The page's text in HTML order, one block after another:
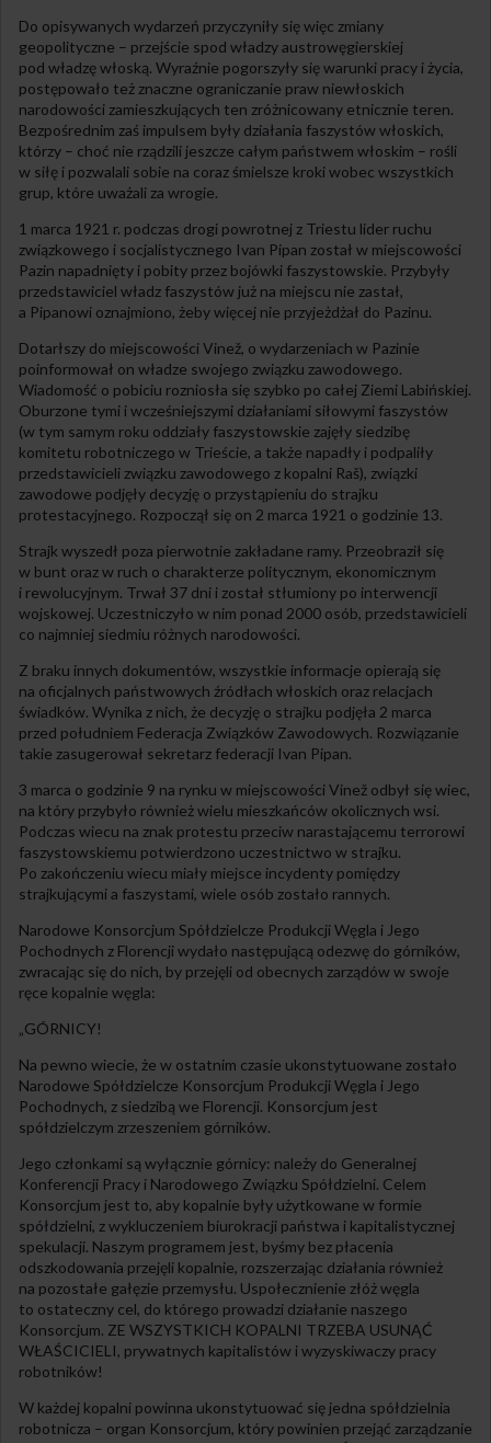
Do opisywanych wydarzeń przyczyniły się więc zmiany
geopolityczne – przejście spod władzy austrowęgierskiej
pod władzę włoską. Wyraźnie pogorszyły się warunki pracy i życia,
postępowało też znaczne ograniczanie praw niewłoskich
narodowości zamieszkujących ten zróżnicowany etnicznie teren.
Bezpośrednim zaś impulsem były działania faszystów włoskich,
którzy – choć nie rządzili jeszcze całym państwem włoskim – rośli
w siłę i pozwalali sobie na coraz śmielsze kroki wobec wszystkich
grup, które uważali za wrogie.
1 marca 1921 r. podczas drogi powrotnej z Triestu lider ruchu
związkowego i socjalistycznego Ivan Pipan został w miejscowości
Pazin napadnięty i pobity przez bojówki faszystowskie. Przybyły
przedstawiciel władz faszystów już na miejscu nie zastał,
a Pipanowi oznajmiono, żeby więcej nie przyjeżdżał do Pazinu.
Dotarłszy do miejscowości Vinež, o wydarzeniach w Pazinie
poinformował on władze swojego związku zawodowego.
Wiadomość o pobiciu rozniosła się szybko po całej Ziemi Labińskiej.
Oburzone tymi i wcześniejszymi działaniami siłowymi faszystów
(w tym samym roku oddziały faszystowskie zajęły siedzibę
komitetu robotniczego w Trieście, a także napadły i podpaliły
przedstawicieli związku zawodowego z kopalni Raš), związki
zawodowe podjęły decyzję o przystąpieniu do strajku
protestacyjnego. Rozpoczął się on 2 marca 1921 o godzinie 13.
Strajk wyszedł poza pierwotnie zakładane ramy. Przeobraził się
w bunt oraz w ruch o charakterze politycznym, ekonomicznym
i rewolucyjnym. Trwał 37 dni i został stłumiony po interwencji
wojskowej. Uczestniczyło w nim ponad 2000 osób, przedstawicieli
co najmniej siedmiu różnych narodowości.
Z braku innych dokumentów, wszystkie informacje opierają się
na oficjalnych państwowych źródłach włoskich oraz relacjach
świadków. Wynika z nich, że decyzję o strajku podjęła 2 marca
przed południem Federacja Związków Zawodowych. Rozwiązanie
takie zasugerował sekretarz federacji Ivan Pipan.
3 marca o godzinie 9 na rynku w miejscowości Vinež odbył się wiec,
na który przybyło również wielu mieszkańców okolicznych wsi.
Podczas wiecu na znak protestu przeciw narastającemu terrorowi
faszystowskiemu potwierdzono uczestnictwo w strajku.
Po zakończeniu wiecu miały miejsce incydenty pomiędzy
strajkującymi a faszystami, wiele osób zostało rannych.
Narodowe Konsorcjum Spółdzielcze Produkcji Węgla i Jego
Pochodnych z Florencji wydało następującą odezwę do górników,
zwracając się do nich, by przejęli od obecnych zarządów w swoje
ręce kopalnie węgla:
„GÓRNICY!
Na pewno wiecie, że w ostatnim czasie ukonstytuowane zostało
Narodowe Spółdzielcze Konsorcjum Produkcji Węgla i Jego
Pochodnych, z siedzibą we Florencji. Konsorcjum jest
spółdzielczym zrzeszeniem górników.
Jego członkami są wyłącznie górnicy: należy do Generalnej
Konferencji Pracy i Narodowego Związku Spółdzielni. Celem
Konsorcjum jest to, aby kopalnie były użytkowane w formie
spółdzielni, z wykluczeniem biurokracji państwa i kapitalistycznej
spekulacji. Naszym programem jest, byśmy bez płacenia
odszkodowania przejęli kopalnie, rozszerzając działania również
na pozostałe gałęzie przemysłu. Uspołecznienie złóż węgla
to ostateczny cel, do którego prowadzi działanie naszego
Konsorcjum. ZE WSZYSTKICH KOPALNI TRZEBA USUNĄĆ
WŁAŚCICIELI, prywatnych kapitalistów i wyzyskiwaczy pracy
robotników!
W każdej kopalni powinna ukonstytuować się jedna spółdzielnia
robotnicza – organ Konsorcjum, który powinien przejąć zarządzanie